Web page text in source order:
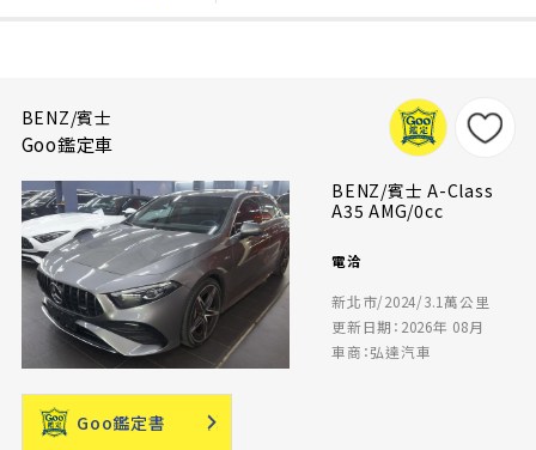
BENZ/賓士
Goo鑑定車
BENZ/賓士 A-Class
A35 AMG/0cc
電洽
新北市/2024/3.1萬公里
更新日期：2026年 08月
車商：弘達汽車
Goo鑑定書